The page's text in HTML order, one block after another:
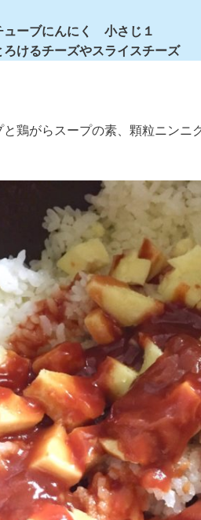
ューブにんにく 小さじ１
けるチーズやスライスチーズ
と鶏がらスープの素、顆粒ニン